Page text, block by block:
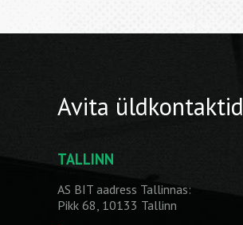
Avita üldkontaktid
TALLINN
AS BIT aadress Tallinnas:
Pikk 68, 10133 Tallinn